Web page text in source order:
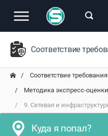
Соответствие
Соответствие
Методика экспресс-
9. Сетевая и
Куда я попал?